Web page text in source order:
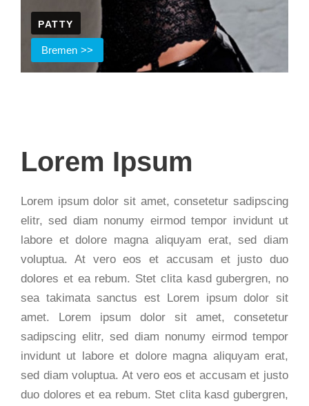
PATTY
Bremen
Lorem Ipsum
Lorem ipsum dolor sit amet, consetetur sadipscing
elitr, sed diam nonumy eirmod tempor invidunt ut
labore et dolore magna aliquyam erat, sed diam
voluptua. At vero eos et accusam et justo duo
dolores et ea rebum. Stet clita kasd gubergren, no
sea takimata sanctus est Lorem ipsum dolor sit
amet. Lorem ipsum dolor sit amet, consetetur
sadipscing elitr, sed diam nonumy eirmod tempor
invidunt ut labore et dolore magna aliquyam erat,
sed diam voluptua. At vero eos et accusam et justo
duo dolores et ea rebum. Stet clita kasd gubergren,